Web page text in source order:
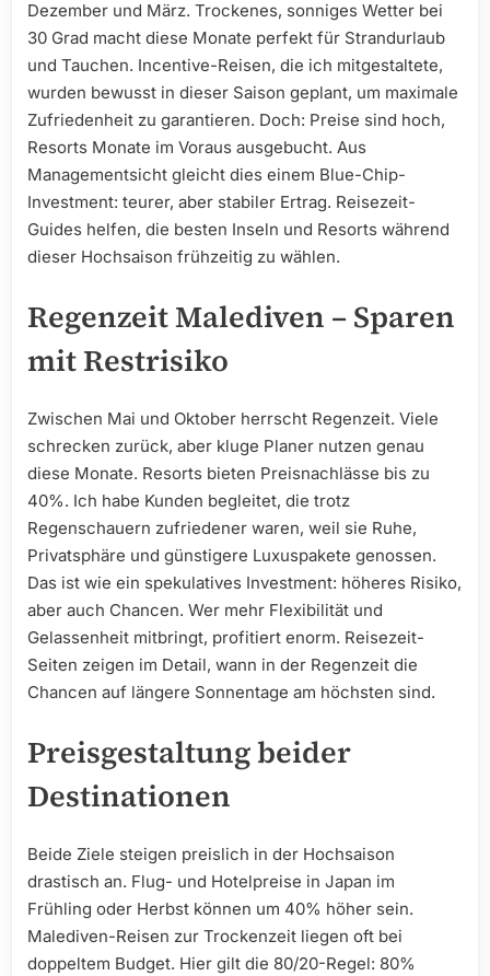
Dezember und März. Trockenes, sonniges Wetter bei
30 Grad macht diese Monate perfekt für Strandurlaub
und Tauchen. Incentive-Reisen, die ich mitgestaltete,
wurden bewusst in dieser Saison geplant, um maximale
Zufriedenheit zu garantieren. Doch: Preise sind hoch,
Resorts Monate im Voraus ausgebucht. Aus
Managementsicht gleicht dies einem Blue-Chip-
Investment: teurer, aber stabiler Ertrag. Reisezeit-
Guides helfen, die besten Inseln und Resorts während
dieser Hochsaison frühzeitig zu wählen.
Regenzeit Malediven – Sparen
mit Restrisiko
Zwischen Mai und Oktober herrscht Regenzeit. Viele
schrecken zurück, aber kluge Planer nutzen genau
diese Monate. Resorts bieten Preisnachlässe bis zu
40%. Ich habe Kunden begleitet, die trotz
Regenschauern zufriedener waren, weil sie Ruhe,
Privatsphäre und günstigere Luxuspakete genossen.
Das ist wie ein spekulatives Investment: höheres Risiko,
aber auch Chancen. Wer mehr Flexibilität und
Gelassenheit mitbringt, profitiert enorm. Reisezeit-
Seiten zeigen im Detail, wann in der Regenzeit die
Chancen auf längere Sonnentage am höchsten sind.
Preisgestaltung beider
Destinationen
Beide Ziele steigen preislich in der Hochsaison
drastisch an. Flug- und Hotelpreise in Japan im
Frühling oder Herbst können um 40% höher sein.
Malediven-Reisen zur Trockenzeit liegen oft bei
doppeltem Budget. Hier gilt die 80/20-Regel: 80%